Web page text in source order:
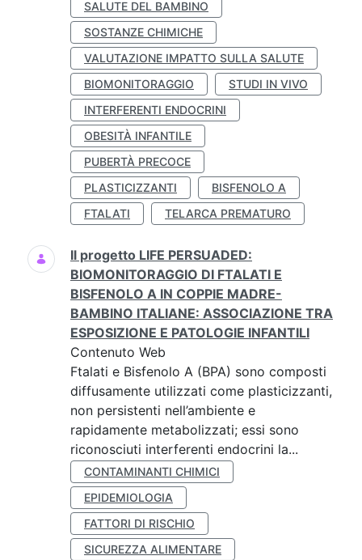
SALUTE DEL BAMBINO
SOSTANZE CHIMICHE
VALUTAZIONE IMPATTO SULLA SALUTE
BIOMONITORAGGIO
STUDI IN VIVO
INTERFERENTI ENDOCRINI
OBESITÀ INFANTILE
PUBERTÀ PRECOCE
PLASTICIZZANTI
BISFENOLO A
FTALATI
TELARCA PREMATURO
Il progetto LIFE PERSUADED:
BIOMONITORAGGIO DI FTALATI E
BISFENOLO A IN COPPIE MADRE-
BAMBINO ITALIANE: ASSOCIAZIONE TRA
ESPOSIZIONE E PATOLOGIE INFANTILI
Contenuto Web
Ftalati e Bisfenolo A (BPA) sono composti
diffusamente utilizzati come plasticizzanti,
non persistenti nell’ambiente e
rapidamente metabolizzati; essi sono
riconosciuti interferenti endocrini la...
CONTAMINANTI CHIMICI
EPIDEMIOLOGIA
FATTORI DI RISCHIO
SICUREZZA ALIMENTARE